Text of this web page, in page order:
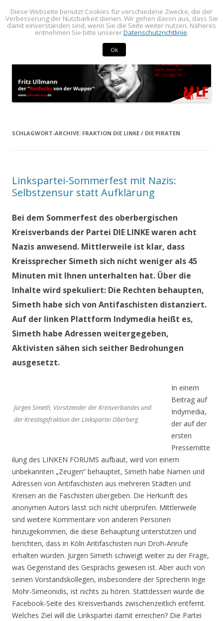
BLOG von Fritz Ullmann
BLOG von Fritz Ullmann, linker Stadtverordneter im Rat der Stadt
Radevormwald
Menü Springe
zum
Inhalt
SCHLAGWORT-ARCHIVE: FRAKTION DIE LINKE / DIE PIRATEN
Linkspartei-Sommerfest mit Nazis:
Selbstzensur statt Aufklärung
Bei dem Sommerfest des oberbergischen
Kreisverbands der Partei DIE LINKE waren acht
Nazis anwesend. Mittlerweile ist klar, dass
Kreissprecher Simeth sich nicht weniger als 45
Minuten mit Ihnen unterhalten hat. Über die
Inhalte wird spekuliert: Die Rechten behaupten,
Simeth habe sich von Antifaschisten distanziert.
Auf der linken Plattform Indymedia heißt es,
Simeth habe Adressen weitergegeben,
Aktivisten sähen sich seither Bedrohungen
ausgesetzt.
Jürgen Simeth, Vorsitzender der Kreisverbandes und
der Kreistagsfraktion der Linkspartei Oberberg
In einem
Beitrag auf
Indymedia,
der auf der
ersten
Pressemitte
ilung des LINKEN FORUMS aufbaut, wird von einem
unbekannten „Zeugen“ behauptet, Simeth habe Namen und
Adressen von Antifaschisten aus mehreren Städten und
Kreisen an die Faschisten übergeben. Die Herkunft des
anonymen Autors lässt sich nicht überprüfen. Mittlerweile
sind weitere Kommentare von anderen Personen
hinzugekommen, die diese Behauptung unterstützen und
berichten, dass in Köln Antifaschisten nun Droh-Anrufe
erhalten würden. Jürgen Simeth schweigt weiter zu der Frage,
was Gegenstand des Gesprächs gewesen ist. Aber auch von
seinen Vorstandskollegen, insbesondere der Sprecherin Inge
Mohr-Simeonidis, ist nichts zu hören. Stattdessen wurde die
Facebook-Seite des Kreisverbands zwischenzeitlich entfernt.
Welches Ziel will die Linkspartei damit erreichen? Die Partei
Diese Webseite benutzt Cookies für verschiedene Zwecke, die der
Verbesserung der Nutzbarkeit dienen. Wir gehen davon aus, dass Sie
damit einverstanden sind, wenn Sie die Seite weiter nutzen. Näheres
entnehmen Sie bitte unsererDatenschutzrichtlinie.
Ok